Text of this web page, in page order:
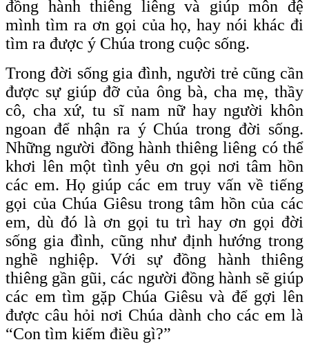
đồng hành thiêng liêng và giúp môn đệ
mình tìm ra ơn gọi của họ, hay nói khác đi
tìm ra được ý Chúa trong cuộc sống.
Trong đời sống gia đình, người trẻ cũng cần
được sự giúp đỡ của ông bà, cha mẹ, thầy
cô, cha xứ, tu sĩ nam nữ hay người khôn
ngoan để nhận ra ý Chúa trong đời sống.
Những người đồng hành thiêng liêng có thể
khơi lên một tình yêu ơn gọi nơi tâm hồn
các em. Họ giúp các em truy vấn về tiếng
gọi của Chúa Giêsu trong tâm hồn của các
em, dù đó là ơn gọi tu trì hay ơn gọi đời
sống gia đình, cũng như định hướng trong
nghề nghiệp. Với sự đồng hành thiêng
thiêng gần gũi, các người đồng hành sẽ giúp
các em tìm gặp Chúa Giêsu và để gợi lên
được câu hỏi nơi Chúa dành cho các em là
“Con tìm kiếm điều gì?”